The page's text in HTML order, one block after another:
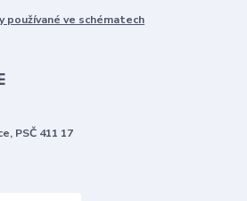
používané ve schématech
PSČ 411 17